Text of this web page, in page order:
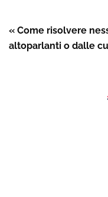
« Come risolvere
altoparlanti o dalle